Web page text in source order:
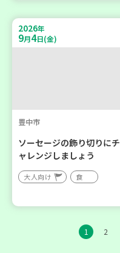
2026年
9月4日(金)
豊中市
ソーセージの飾り切りにチ
ャレンジしましょう
大人向け 食
1 2